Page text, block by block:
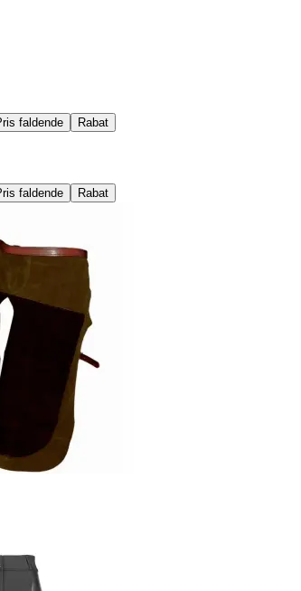
faldende Rabat
faldende Rabat